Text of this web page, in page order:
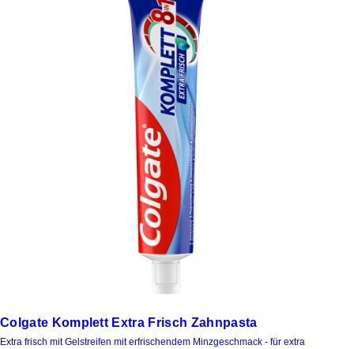
Colgate Komplett Extra Frisch Zahnpasta
Extra frisch mit Gelstreifen mit erfrischendem Minzgeschmack - für extra